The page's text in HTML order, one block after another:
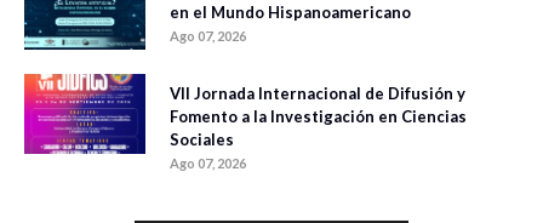
en el Mundo Hispanoamericano
Ago 07, 2026
VII Jornada Internacional de Difusión y
Fomento a la Investigación en Ciencias
Sociales
Ago 07, 2026